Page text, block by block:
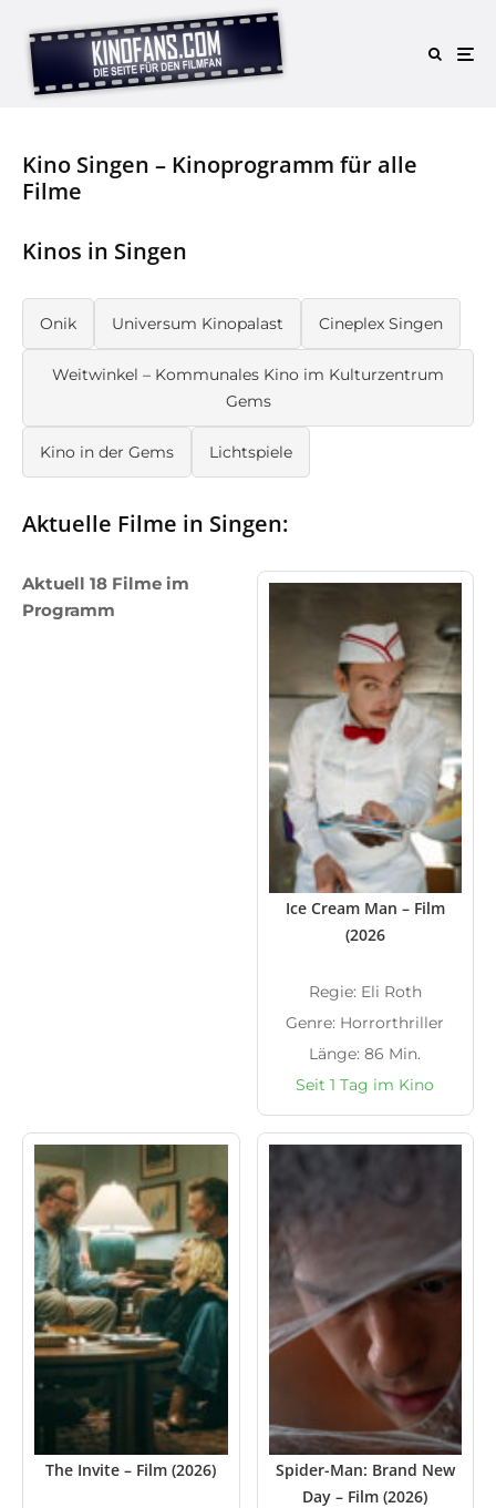
Kino Singen – Kinoprogramm für alle
Filme
Kinos in Singen
Onik Universum Kinopalast Cineplex Singen
Weitwinkel – Kommunales Kino im Kulturzentrum
Gems
Kino in der Gems Lichtspiele
Aktuelle Filme in Singen:
Aktuell 18 Filme im
Programm
Ice Cream Man – Film
(2026
Regie: Eli Roth
Genre: Horrorthriller
Länge: 86 Min.
Seit 1 Tag im Kino
The Invite – Film (2026)
Spider-Man: Brand New
Day – Film (2026)